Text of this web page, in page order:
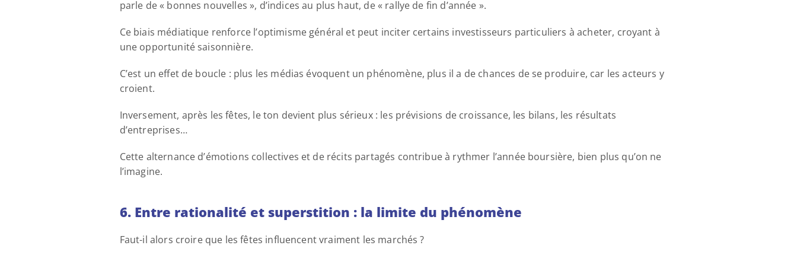
parle de « bonnes nouvelles », d’indices au plus haut, de « rallye de fin d’année ».
Ce biais médiatique renforce l’optimisme général et peut inciter certains investisseurs particuliers à acheter, croyant à
une opportunité saisonnière.
C’est un effet de boucle : plus les médias évoquent un phénomène, plus il a de chances de se produire, car les acteurs y
croient.
Inversement, après les fêtes, le ton devient plus sérieux : les prévisions de croissance, les bilans, les résultats
d’entreprises…
Cette alternance d’émotions collectives et de récits partagés contribue à rythmer l’année boursière, bien plus qu’on ne
l’imagine.
6. Entre rationalité et superstition : la limite du phénomène
Faut-il alors croire que les fêtes influencent vraiment les marchés ?